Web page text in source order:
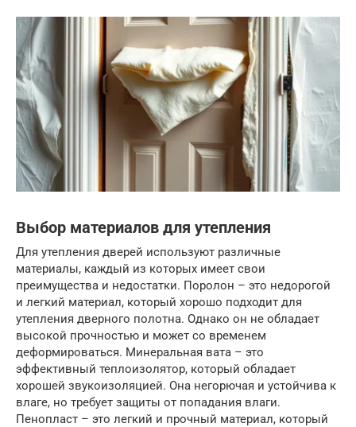
Выбор материалов для утепления
Для утепления дверей используют различные
материалы, каждый из которых имеет свои
преимущества и недостатки. Поролон – это недорогой
и легкий материал, который хорошо подходит для
утепления дверного полотна. Однако он не обладает
высокой прочностью и может со временем
деформироваться. Минеральная вата – это
эффективный теплоизолятор, который обладает
хорошей звукоизоляцией. Она негорючая и устойчива к
влаге, но требует защиты от попадания влаги.
Пенопласт – это легкий и прочный материал, который